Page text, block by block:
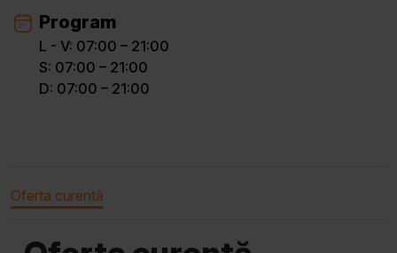
Program
L - V: 07:00 – 21:00
S: 07:00 – 21:00
D: 07:00 – 21:00
Oferta curentă